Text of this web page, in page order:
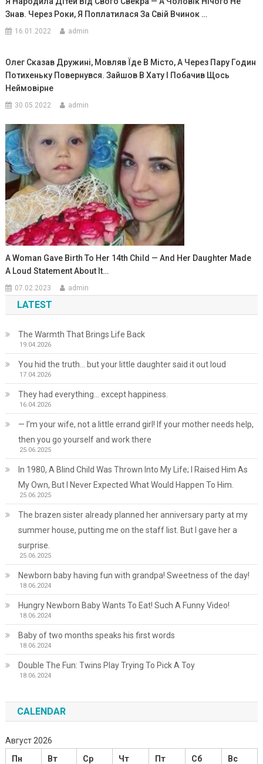
Знав. Через Роки, Я Поплатилася За Свій Вчинок …
16.01.2022 admin
Олег Сказав Дружині, Мовляв Їде В Місто, А Через Пару Годин
Потихеньку Повернувся. Зайшов В Хату І Побачив Щось
Неймовірне
30.05.2022 admin
A Woman Gave Birth To Her 14th Child — And Her Daughter Made
A Loud Statement About It…
07.02.2023 admin
LATEST
The Warmth That Brings Life Back
19.04.2026
You hid the truth… but your little daughter said it out loud
17.04.2026
They had everything… except happiness.
16.04.2026
— I’m your wife, not a little errand girl! If your mother needs help,
then you go yourself and work there
25.06.2025
In 1980, A Blind Child Was Thrown Into My Life; I Raised Him As
My Own, But I Never Expected What Would Happen To Him.
25.06.2025
The brazen sister already planned her anniversary party at my
summer house, putting me on the staff list. But I gave her a
surprise.
25.06.2025
Newborn baby having fun with grandpa! Sweetness of the day!
18.06.2024
Hungry Newborn Baby Wants To Eat! Such A Funny Video!
18.06.2024
Baby of two months speaks his first words
18.06.2024
Double The Fun: Twins Play Trying To Pick A Toy
18.06.2024
CALENDAR
Август 2026
Пн
Вт Ср Чт Пт Сб Вс